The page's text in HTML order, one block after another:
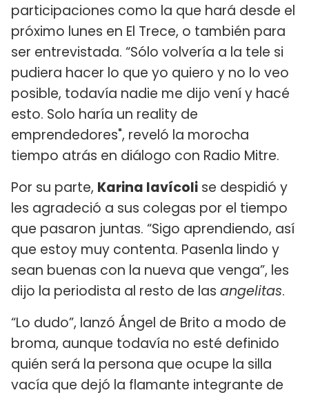
participaciones como la que hará desde el
próximo lunes en El Trece, o también para
ser entrevistada. “Sólo volvería a la tele si
pudiera hacer lo que yo quiero y no lo veo
posible, todavía nadie me dijo vení y hacé
esto. Solo haría un reality de
emprendedores", reveló la morocha
tiempo atrás en diálogo con Radio Mitre.
Por su parte, Karina Iavícoli se despidió y
les agradeció a sus colegas por el tiempo
que pasaron juntas. “Sigo aprendiendo, así
que estoy muy contenta. Pasenla lindo y
sean buenas con la nueva que venga”, les
dijo la periodista al resto de las angelitas.
“Lo dudo”, lanzó Ángel de Brito a modo de
broma, aunque todavía no esté definido
quién será la persona que ocupe la silla
vacía que dejó la flamante integrante de